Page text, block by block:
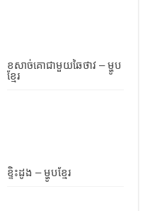
ខសាច់គោជាមួយឆៃថាវ – ម្ហូប
ខ្មែរ
ខ្ទិះដូង – ម្ហូបខ្មែរ